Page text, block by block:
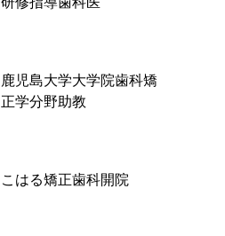
鹿児島大学大学院歯科矯
正学分野助教
こはる矯正歯科開院